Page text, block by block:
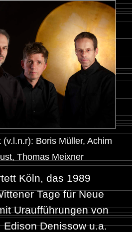
Boris Müller, Achim
Thomas Meixner
Köln, das 1989
Tage für Neue
Uraufführungen von
Edison Denissow u.a.